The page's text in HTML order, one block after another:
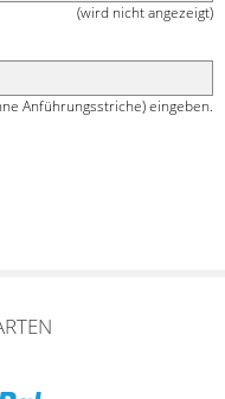
(wird nicht angezeigt)
Anführungsstriche) eingeben.